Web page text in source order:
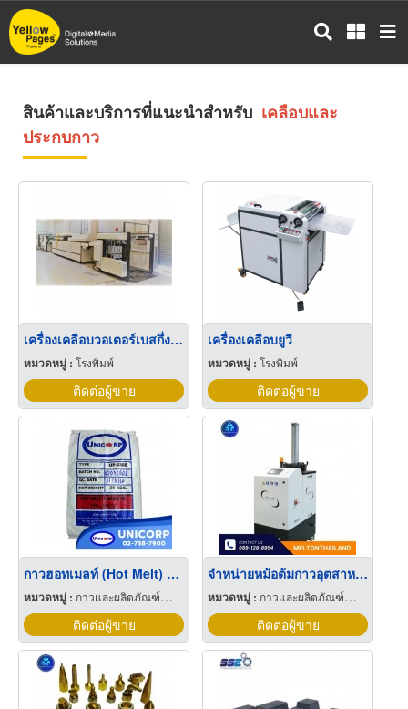
ข้าม
ไป
สินค้าและบริการที่แนะนำสำหรับ เคลือบและ
ประกบกาว
เครื่องเคลือบวอเตอร์เบสกึ่งอัตโนมัติ
หมวดหมู่ : โรงพิมพ์
ติดต่อผู้ขาย
เครื่องเคลือบยูวี
หมวดหมู่ :โรงพิมพ์
ติดต่อผู้ขาย
กาวฮอทเมลท์ (Hot Melt) สำหรับติดขอบไม้
หมวดหมู่ : กาวและผลิตภัณฑ์สำหรับยึดติด
ติดต่อผู้ขาย
จำหน่ายหม้อต้มกาวอุตสาหกรรม
หมวดหมู่ : กาวและผลิตภัณฑ์สำหรับยึดติด
ติดต่อผู้ขาย